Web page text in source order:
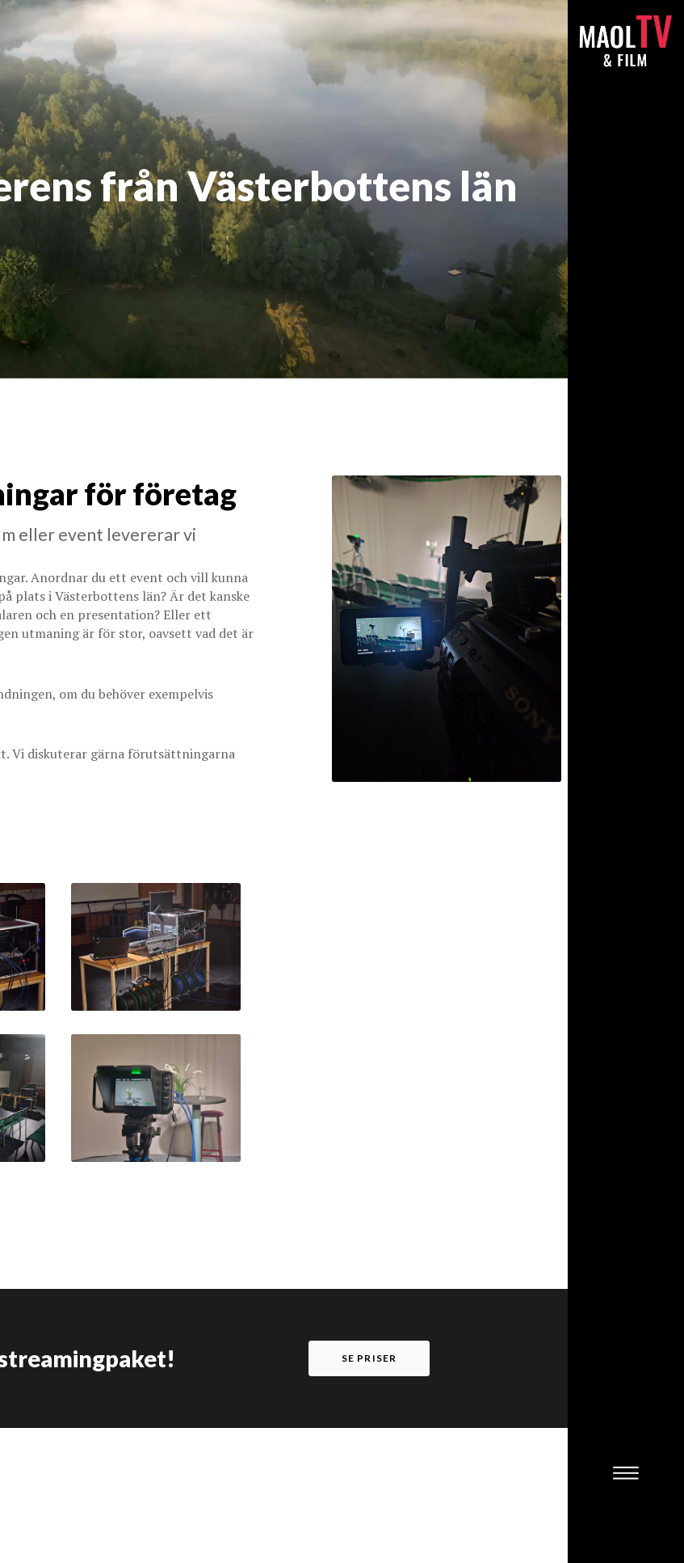
från Västerbottens län
för företag
eller event levererar vi
Anordnar du ett event och vill kunna
plats i Västerbottens län? Är det kanske
och en presentation? Eller ett
utmaning är för stor, oavsett vad det är
om du behöver exempelvis
Vi diskuterar gärna förutsättningarna
SE PRISER